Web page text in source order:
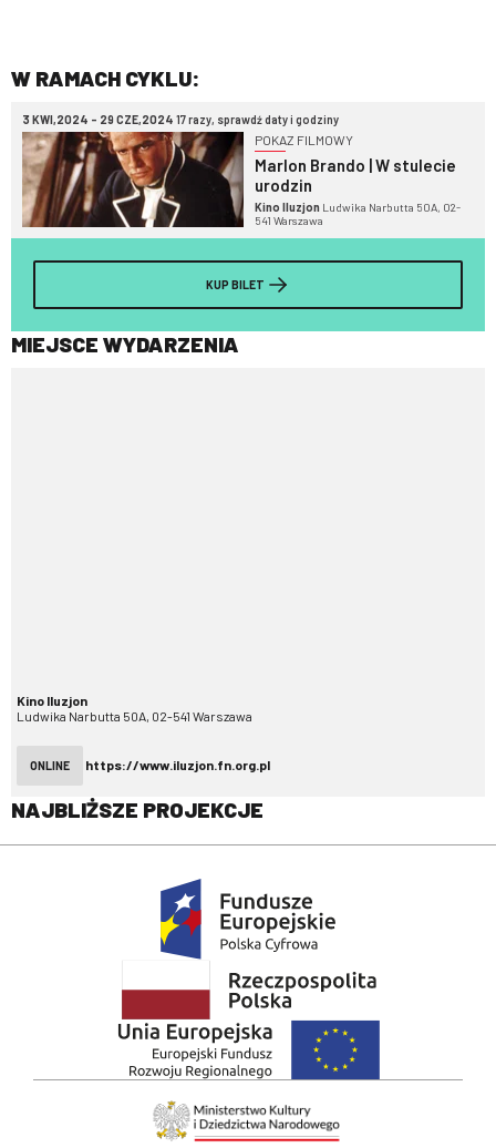
W RAMACH CYKLU:
3 KWI,2024 - 29 CZE,2024 17 razy, sprawdź daty i godziny
POKAZ FILMOWY
Marlon Brando | W stulecie
urodzin
Kino Iluzjon Ludwika Narbutta 50A, 02-
541 Warszawa
KUP BILET
MIEJSCE WYDARZENIA
Kino Iluzjon
Ludwika Narbutta 50A, 02-541 Warszawa
ONLINE https://www.iluzjon.fn.org.pl
NAJBLIŻSZE PROJEKCJE